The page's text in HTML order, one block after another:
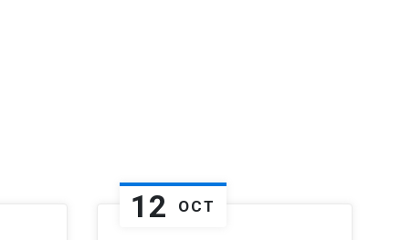
12 OCT